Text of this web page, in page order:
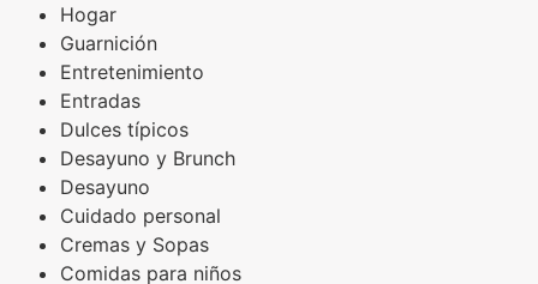
Hogar
Guarnición
Entretenimiento
Entradas
Dulces típicos
Desayuno y Brunch
Desayuno
Cuidado personal
Cremas y Sopas
Comidas para niños